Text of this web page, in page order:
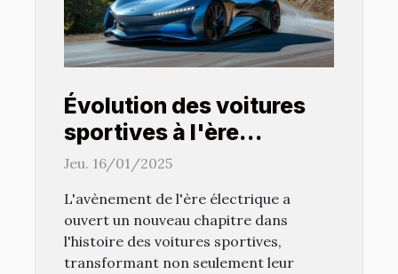
Évolution des voitures
sportives à l'ère
électrique :
durabilité
Jeu. 16/01/2025
L'avènement de l'ère électrique a
ouvert un nouveau chapitre dans
l'histoire des voitures sportives,
transformant non seulement leur